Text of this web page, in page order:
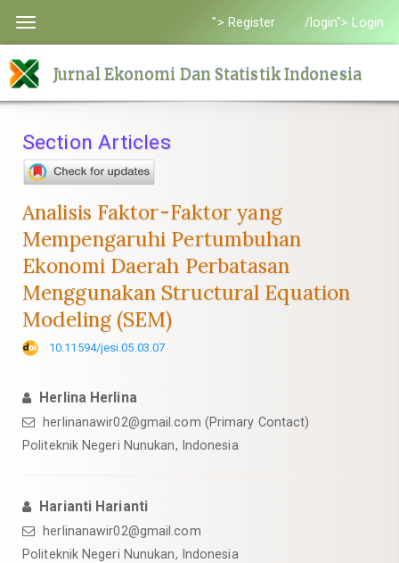
to
page
content
Navigation
Main
Sidebar
Toggle
"> Register /login"> Login
Jurnal Ekonomi Dan Statistik Indonesia
Section Articles
Analisis Faktor-Faktor yang
Mempengaruhi Pertumbuhan
Ekonomi Daerah Perbatasan
Menggunakan Structural Equation
Modeling (SEM)
10.11594/jesi.05.03.07
Herlina Herlina
herlinanawir02@gmail.com (Primary Contact)
Politeknik Negeri Nunukan, Indonesia
Harianti Harianti
herlinanawir02@gmail.com
Politeknik Negeri Nunukan, Indonesia